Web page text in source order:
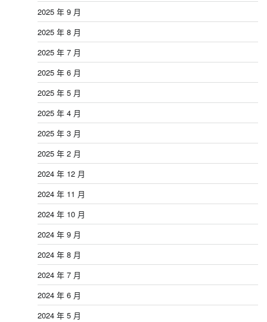
2025 年 9 月
2025 年 8 月
2025 年 7 月
2025 年 6 月
2025 年 5 月
2025 年 4 月
2025 年 3 月
2025 年 2 月
2024 年 12 月
2024 年 11 月
2024 年 10 月
2024 年 9 月
2024 年 8 月
2024 年 7 月
2024 年 6 月
2024 年 5 月